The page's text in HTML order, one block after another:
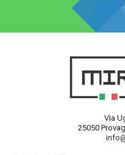
Via
25050